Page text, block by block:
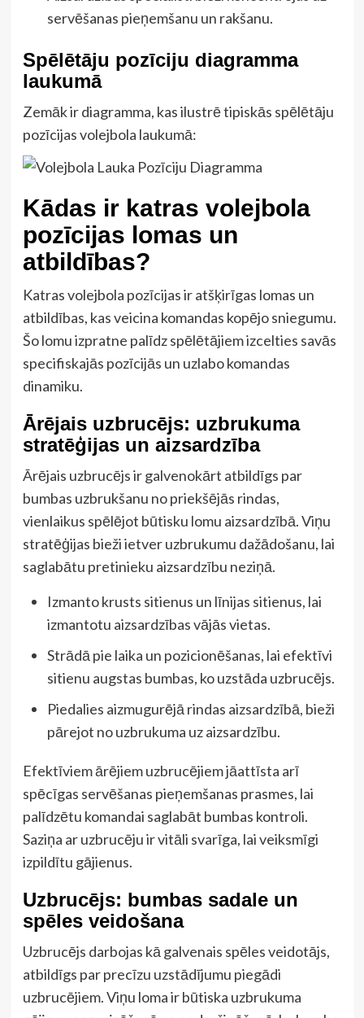
servēšanas pieņemšanu un rakšanu.
Spēlētāju pozīciju diagramma
laukumā
Zemāk ir diagramma, kas ilustrē tipiskās spēlētāju
pozīcijas volejbola laukumā:
Kādas ir katras volejbola
pozīcijas lomas un
atbildības?
Katras volejbola pozīcijas ir atšķirīgas lomas un
atbildības, kas veicina komandas kopējo sniegumu.
Šo lomu izpratne palīdz spēlētājiem izcelties savās
specifiskajās pozīcijās un uzlabo komandas
dinamiku.
Ārējais uzbrucējs: uzbrukuma
stratēģijas un aizsardzība
Ārējais uzbrucējs ir galvenokārt atbildīgs par
bumbas uzbrukšanu no priekšējās rindas,
vienlaikus spēlējot būtisku lomu aizsardzībā. Viņu
stratēģijas bieži ietver uzbrukumu dažādošanu, lai
saglabātu pretinieku aizsardzību neziņā.
Izmanto krusts sitienus un līnijas sitienus, lai
izmantotu aizsardzības vājās vietas.
Strādā pie laika un pozicionēšanas, lai efektīvi
sitienu augstas bumbas, ko uzstāda uzbrucējs.
Piedalies aizmugurējā rindas aizsardzībā, bieži
pārejot no uzbrukuma uz aizsardzību.
Efektīviem ārējiem uzbrucējiem jāattīsta arī
spēcīgas servēšanas pieņemšanas prasmes, lai
palīdzētu komandai saglabāt bumbas kontroli.
Saziņa ar uzbrucēju ir vitāli svarīga, lai veiksmīgi
izpildītu gājienus.
Uzbrucējs: bumbas sadale un
spēles veidošana
Uzbrucējs darbojas kā galvenais spēles veidotājs,
atbildīgs par precīzu uzstādījumu piegādi
uzbrucējiem. Viņu loma ir būtiska uzbrukuma